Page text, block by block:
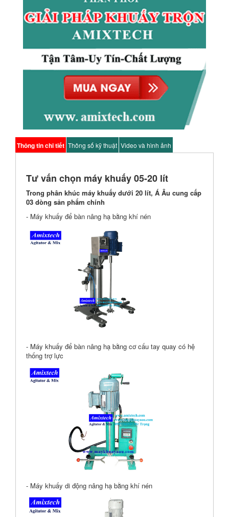
Thông tin chi tiết Thông số kỹ thuật Video và hình ảnh
Tư vấn chọn máy khuấy 05-20 lít
Trong phân khúc máy khuấy dưới 20 lít, Á Âu cung cấp
03 dòng sản phẩm chính
- Máy khuấy để bàn nâng hạ bằng khí nén
- Máy khuấy để bàn nâng hạ bằng cơ cấu tay quay có hệ
thống trợ lực
- Máy khuấy di động nâng hạ bằng khí nén